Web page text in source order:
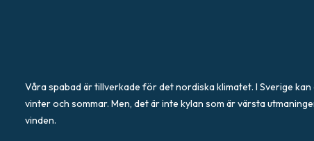
Våra spabad är tillverkade för det nordiska klimatet. I Sverige
vinter och sommar. Men, det är inte kylan som är värsta
vinden.